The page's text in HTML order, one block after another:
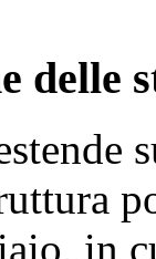
delle
in